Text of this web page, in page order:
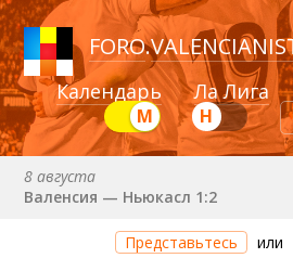
FORO.
Календарь Ла Лига
Н
М
8 августа
Валенсия — Ньюкасл 1:2
Через 13 дней 10 часов 47 минут
Валенсия — Сельта
Представьтесь или